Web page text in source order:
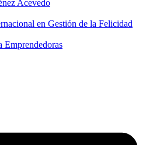
Acevedo
en Gestión de la Felicidad
Emprendedoras